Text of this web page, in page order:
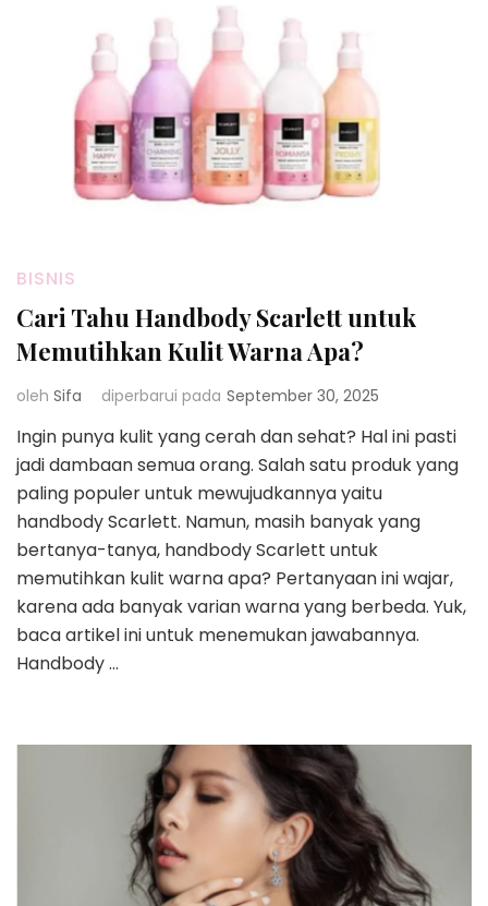
BISNIS
Cari Tahu Handbody Scarlett untuk
Memutihkan Kulit Warna Apa?
oleh Sifa diperbarui pada September 30, 2025
Ingin punya kulit yang cerah dan sehat? Hal ini pasti
jadi dambaan semua orang. Salah satu produk yang
paling populer untuk mewujudkannya yaitu
handbody Scarlett. Namun, masih banyak yang
bertanya-tanya, handbody Scarlett untuk
memutihkan kulit warna apa? Pertanyaan ini wajar,
karena ada banyak varian warna yang berbeda. Yuk,
baca artikel ini untuk menemukan jawabannya.
Handbody …